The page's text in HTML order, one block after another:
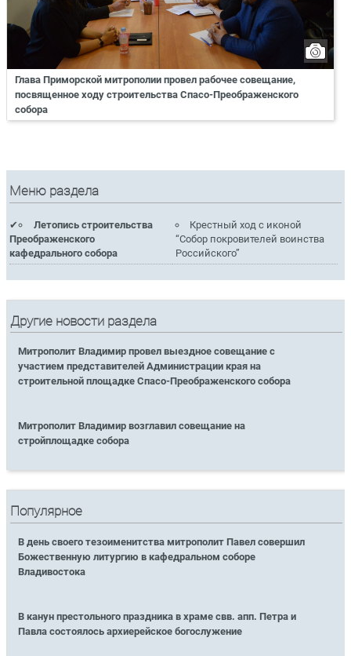
Глава Приморской митрополии провел рабочее совещание,
посвященное ходу строительства Спасо-Преображенского
собора
Меню раздела
Летопись строительства
Преображенского
кафедрального собора
Крестный ход с иконой
“Собор покровителей воинства
Российского”
Другие новости раздела
Митрополит Владимир провел выездное совещание с
участием представителей Администрации края на
строительной площадке Спасо-Преображенского собора
Митрополит Владимир возглавил совещание на
стройплощадке собора
Популярное
В день своего тезоименитства митрополит Павел совершил
Божественную литургию в кафедральном соборе
Владивостока
В канун престольного праздника в храме свв. апп. Петра и
Павла состоялось архиерейское богослужение